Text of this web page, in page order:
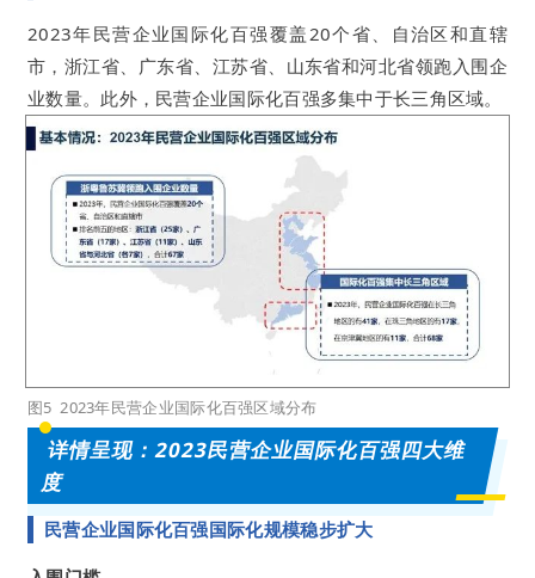
2023年民营企业国际化百强覆盖20个省、自治区和直辖
市，浙江省、广东省、江苏省、山东省和河北省领跑入围企
业数量。此外，民营企业国际化百强多集中于长三角区域。
图5 2023年民营企业国际化百强区域分布
详情呈现：2023民营企业国际化百强四大维
度
民营企业国际化百强国际化规模稳步扩大